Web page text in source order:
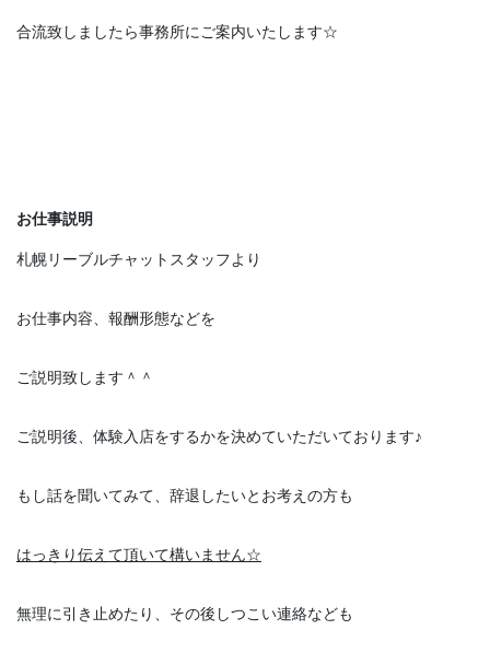
合流致しましたら事務所にご案内いたします☆
お仕事説明
札幌リーブルチャットスタッフより
お仕事内容、報酬形態などを
ご説明致します＾＾
ご説明後、体験入店をするかを決めていただいております♪
もし話を聞いてみて、辞退したいとお考えの方も
はっきり伝えて頂いて構いません☆
無理に引き止めたり、その後しつこい連絡なども